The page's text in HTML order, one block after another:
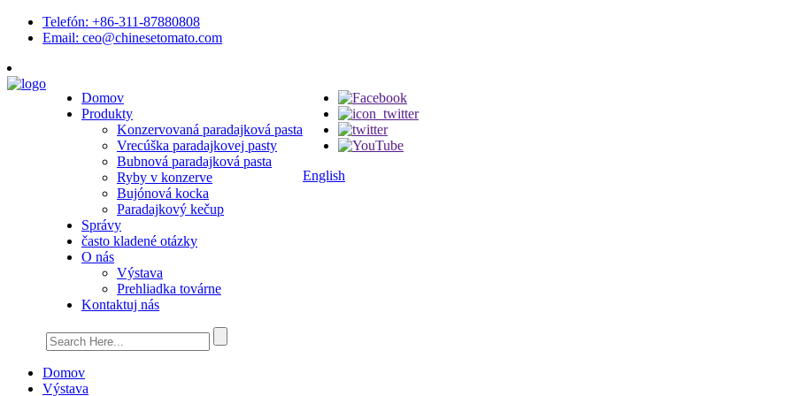
Telefón: +86-311-87880808
Email: ceo@chinesetomato.com
Domov
Produkty
Konzervovaná paradajková pasta
Vrecúška paradajkovej pasty
Bubnová paradajková pasta
Ryby v konzerve
Bujónová kocka
Paradajkový kečup
Správy
často kladené otázky
O nás
Výstava
Prehliadka továrne
Kontaktuj nás
English
Domov
Výstava